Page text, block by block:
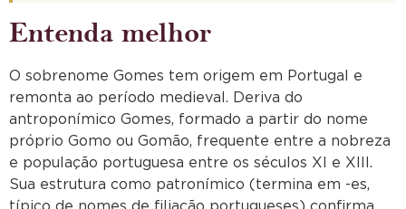
Entenda melhor
O sobrenome Gomes tem origem em Portugal e
remonta ao período medieval. Deriva do
antroponímico Gomes, formado a partir do nome
próprio Gomo ou Gomão, frequente entre a nobreza
e população portuguesa entre os séculos XI e XIII.
Sua estrutura como patronímico (termina em -es,
típico de nomes de filiação portugueses) confirma